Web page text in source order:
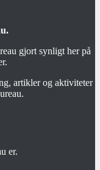
gjort synligt her på
artikler og aktiviteter
er.